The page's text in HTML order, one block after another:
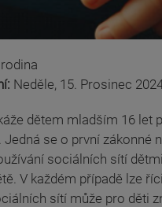
Neděle, 15. Prosinec
dětem mladším 16 let
se o první zákonné
sociálních sítí
V každém případě lze
sítí může pro děti